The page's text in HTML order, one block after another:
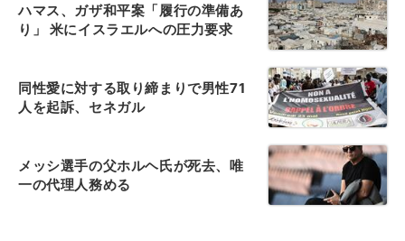
ハマス、ガザ和平案「履行の準備あ
り」 米にイスラエルへの圧力要求
同性愛に対する取り締まりで男性71
人を起訴、セネガル
メッシ選手の父ホルヘ氏が死去、唯
一の代理人務める